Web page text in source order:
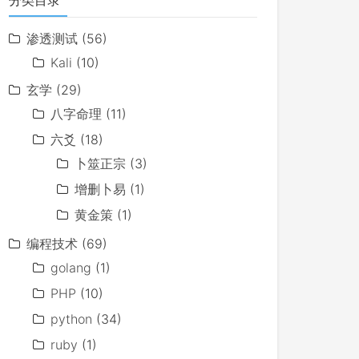
渗透测试 (56)
Kali (10)
玄学 (29)
八字命理 (11)
六爻 (18)
卜筮正宗 (3)
增删卜易 (1)
黄金策 (1)
编程技术 (69)
golang (1)
PHP (10)
python (34)
ruby (1)